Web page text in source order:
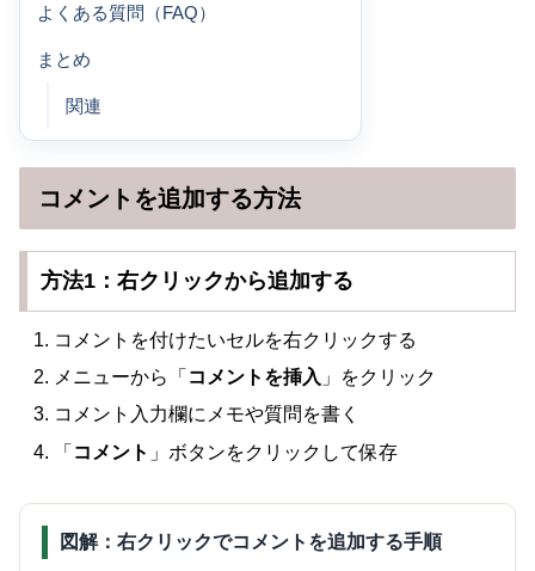
よくある質問（FAQ）
まとめ
関連
コメントを追加する方法
方法1：右クリックから追加する
コメントを付けたいセルを右クリックする
メニューから「 コメントを挿入 」をクリック
コメント入力欄にメモや質問を書く
「 コメント 」ボタンをクリックして保存
図解：右クリックでコメントを追加する手順